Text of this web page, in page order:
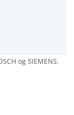
og SIEMENS.